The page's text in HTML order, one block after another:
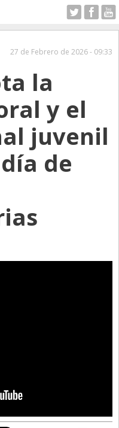
27 de Febrero de 2026 - 09:33
la
y el
juvenil
de